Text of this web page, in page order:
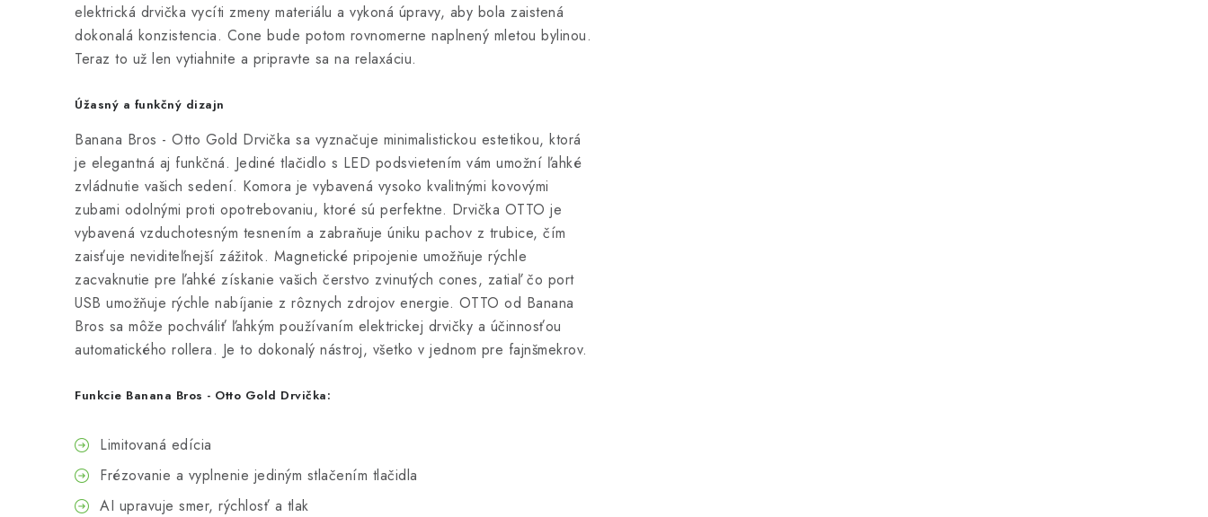
elektrická drvička vycíti zmeny materiálu a vykoná úpravy, aby bola zaistená
dokonalá konzistencia. Cone bude potom rovnomerne naplnený mletou bylinou.
Teraz to už len vytiahnite a pripravte sa na relaxáciu.
Úžasný a funkčný dizajn
Banana Bros - Otto Gold Drvička sa vyznačuje minimalistickou estetikou, ktorá
je elegantná aj funkčná. Jediné tlačidlo s LED podsvietením vám umožní ľahké
zvládnutie vašich sedení. Komora je vybavená vysoko kvalitnými kovovými
zubami odolnými proti opotrebovaniu, ktoré sú perfektne. Drvička OTTO je
vybavená vzduchotesným tesnením a zabraňuje úniku pachov z trubice, čím
zaisťuje neviditeľnejší zážitok. Magnetické pripojenie umožňuje rýchle
zacvaknutie pre ľahké získanie vašich čerstvo zvinutých cones, zatiaľ čo port
USB umožňuje rýchle nabíjanie z rôznych zdrojov energie. OTTO od Banana
Bros sa môže pochváliť ľahkým používaním elektrickej drvičky a účinnosťou
automatického rollera. Je to dokonalý nástroj, všetko v jednom pre fajnšmekrov.
Funkcie Banana Bros - Otto Gold Drvička:
Limitovaná edícia
Frézovanie a vyplnenie jediným stlačením tlačidla
AI upravuje smer, rýchlosť a tlak